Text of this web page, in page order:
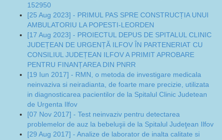
152950
[25 Aug 2023] - PRIMUL PAS SPRE CONSTRUCȚIA UNUI
AMBULATORIU LA POPESTI-LEORDEN
[17 Aug 2023] - PROIECTUL DEPUS DE SPITALUL CLINIC
JUDEȚEAN DE URGENȚĂ ILFOV ÎN PARTENERIAT CU
CONSILIUL JUDEȚEAN ILFOV A PRIMIT APROBARE
PENTRU FINANȚAREA DIN PNRR
[19 Iun 2017] - RMN, o metoda de investigare medicala
neinvaziva si neiradianta, de foarte mare precizie, utilizata
in diagnosticarea pacientilor de la Spitalul Clinic Judetean
de Urgenta Ilfov
[07 Nov 2017] - Test neinvaziv pentru detectarea
problemelor de auz la bebeluşii de la Spitalul Judeţean Ilfov
[29 Aug 2017] - Analize de laborator de inalta calitate si